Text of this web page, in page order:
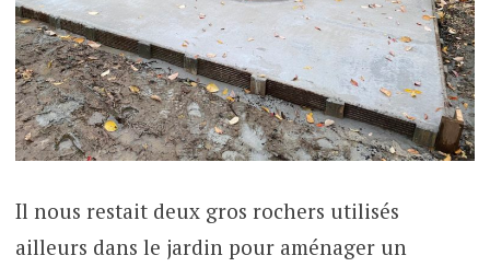
Il nous restait deux gros rochers utilisés
ailleurs dans le jardin pour aménager un